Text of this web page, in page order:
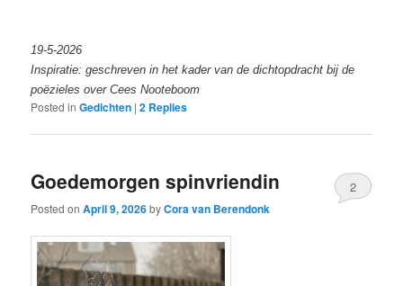
19-5-2026
Inspiratie: geschreven in het kader van de dichtopdracht bij de
poëzieles over Cees Nooteboom
Posted in Gedichten |2 Replies
Goedemorgen spinvriendin
Posted onApril 9, 2026byCora van Berendonk
2